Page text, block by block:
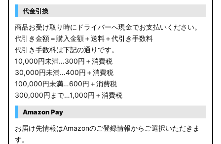
代金引換
商品お受け取り時にドライバーへ現金でお支払いください。
代引き金額＝購入金額＋送料＋代引き手数料
代引き手数料は下記の通りです。
10,000円未満…300円＋消費税
30,000円未満…400円＋消費税
100,000円未満…600円＋消費税
300,000円まで…1,000円＋消費税
Amazon Pay
お届け先情報はAmazonのご登録情報からご選択いただきま
す。